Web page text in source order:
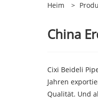
Heim >
China
Cixi Beideli
Jahren
Qualität. Und